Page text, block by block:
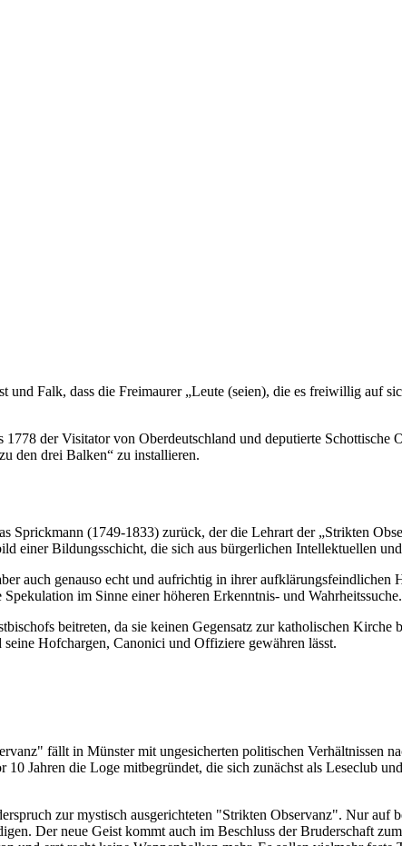
Falk, dass die Freimaurer „Leute (seien), die es freiwillig auf
der Visitator von Oberdeutschland und deputierte
den drei Balken“ zu installieren.
(1749-1833) zurück, der die Lehrart der „Strikten
einer Bildungsschicht, die sich aus bürgerlichen Intellektuellen
auch genauso echt und aufrichtig in ihrer
im Sinne einer höheren Erkenntnis- und Wahrheitssuche.
beitreten, da sie keinen Gegensatz zur katholischen
Hofchargen, Canonici und Offiziere gewähren lässt.
fällt in Münster mit ungesicherten politischen Verhältnissen
Jahren die Loge mitbegründet, die sich zunächst als Leseclub
zur mystisch ausgerichteten "Strikten Observanz". Nur auf
Der neue Geist kommt auch im Beschluss der Bruderschaft